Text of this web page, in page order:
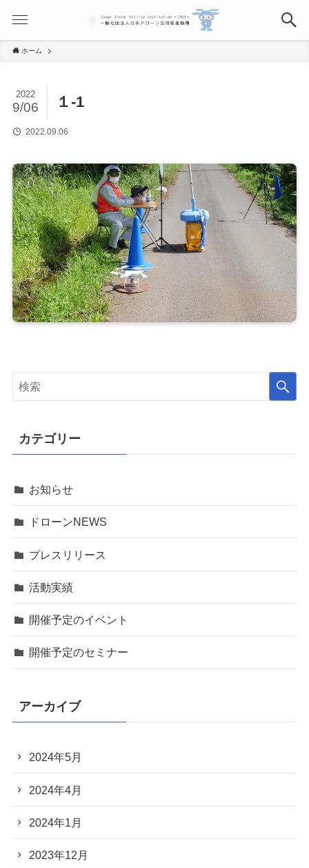
ホーム
１-1
2022
9/06
2022.09.06
カテゴリー
お知らせ
ドローンNEWS
プレスリリース
活動実績
開催予定のイベント
開催予定のセミナー
アーカイブ
2024年5月
2024年4月
2024年1月
2023年12月